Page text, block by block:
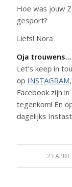
Hoe was jouw
gesport?
Liefs! Nora
Oja trouwens…
Let’s keep in
op INSTAGRAM
Facebook zijn in
tegenkom! En
dagelijks
23 /